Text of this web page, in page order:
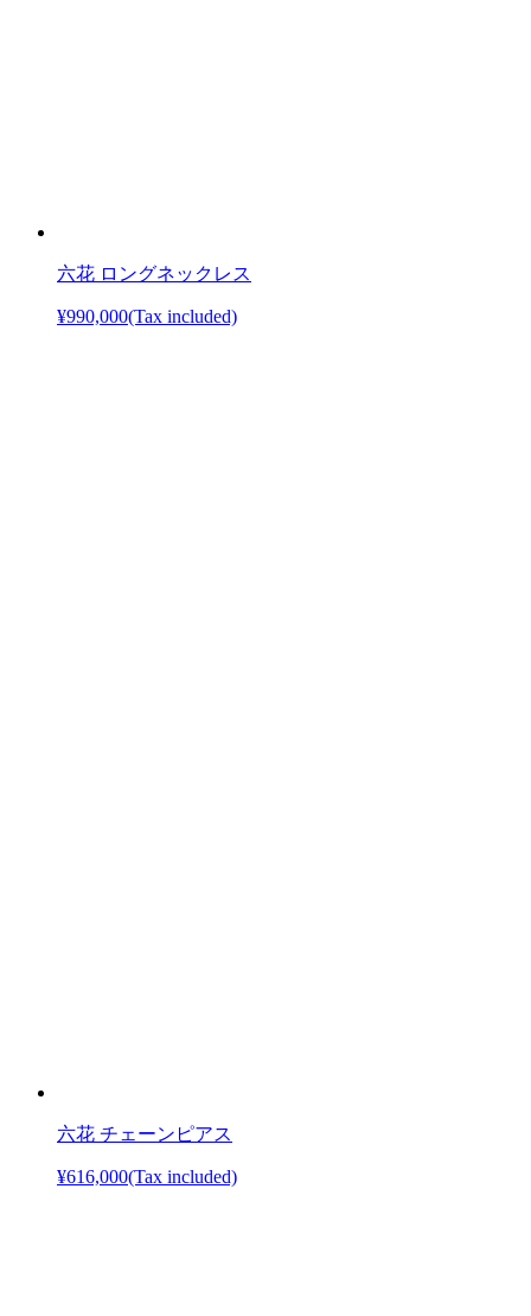
六花 ロングネックレス
¥990,000(Tax included)
六花 チェーンピアス
¥616,000(Tax included)